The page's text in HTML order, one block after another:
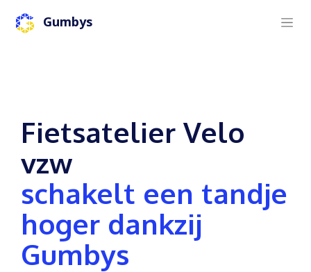
Gumbys
Fietsatelier Velo
vzw
schakelt een tandje
hoger dankzij
Gumbys